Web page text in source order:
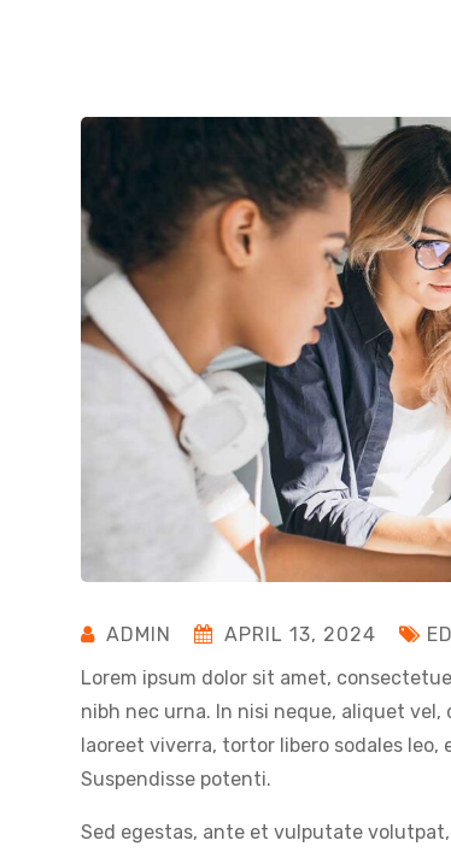
ADMIN APRIL 13, 2024
Lorem ipsum dolor sit amet,
nibh nec urna. In nisi neque, aliquet
laoreet viverra, tortor libero sodales
Suspendisse potenti.
Sed egestas, ante et vulputate